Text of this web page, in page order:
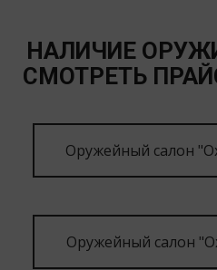
НАЛИЧИЕ
СМОТРЕТЬ
Оружейный салон
Оружейный салон